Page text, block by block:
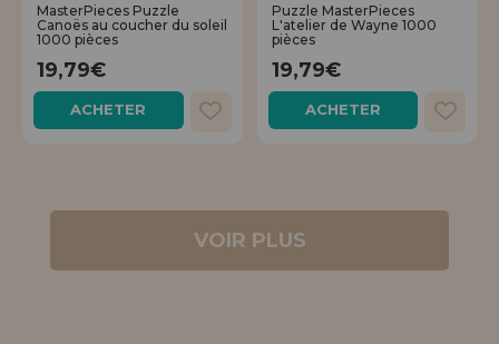
MasterPieces Puzzle
Canoës au coucher du soleil
1000 pièces
19,79€
ACHETER
Puzzle MasterPieces
L'atelier de Wayne 1000
pièces
19,79€
ACHETER
VOIR PLUS